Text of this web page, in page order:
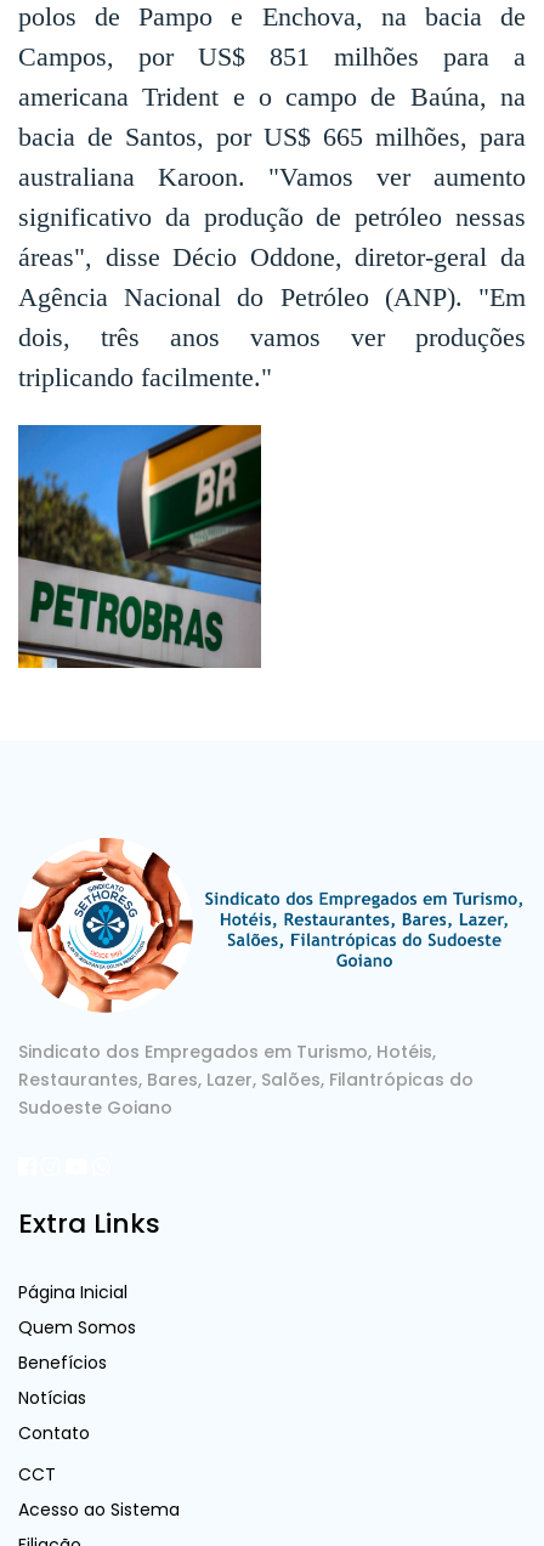
polos de Pampo e Enchova, na bacia de
Campos, por US$ 851 milhões para a
americana Trident e o campo de Baúna, na
bacia de Santos, por US$ 665 milhões, para
australiana Karoon. "Vamos ver aumento
significativo da produção de petróleo nessas
áreas", disse Décio Oddone, diretor-geral da
Agência Nacional do Petróleo (ANP). "Em
dois, três anos vamos ver produções
triplicando facilmente."
Sindicato dos Empregados em Turismo, Hotéis,
Restaurantes, Bares, Lazer, Salões, Filantrópicas do
Sudoeste Goiano
Extra Links
Página Inicial
Quem Somos
Benefícios
Notícias
Contato
CCT
Acesso ao Sistema